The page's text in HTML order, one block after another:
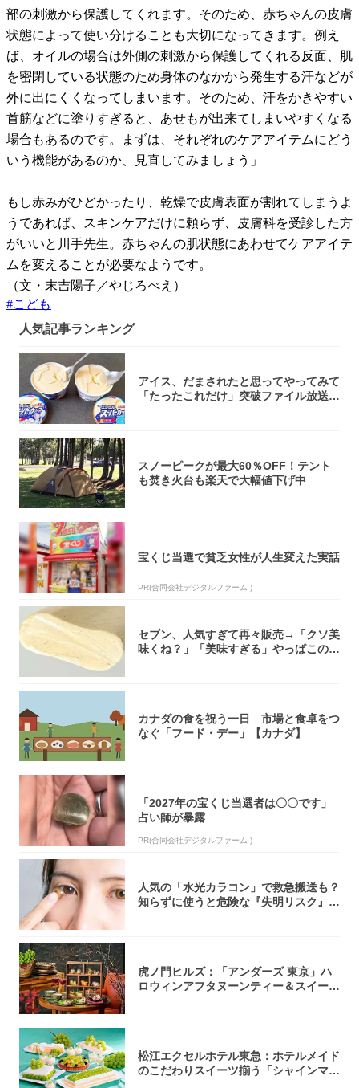
部の刺激から保護してくれます。そのため、赤ちゃんの皮膚
状態によって使い分けることも大切になってきます。例え
ば、オイルの場合は外側の刺激から保護してくれる反面、肌
を密閉している状態のため身体のなかから発生する汗などが
外に出にくくなってしまいます。そのため、汗をかきやすい
首筋などに塗りすぎると、あせもが出来てしまいやすくなる
場合もあるのです。まずは、それぞれのケアアイテムにどう
いう機能があるのか、見直してみましょう」
もし赤みがひどかったり、乾燥で皮膚表面が割れてしまうよ
うであれば、スキンケアだけに頼らず、皮膚科を受診した方
がいいと川手先生。赤ちゃんの肌状態にあわせてケアアイテ
ムを変えることが必要なようです。
（文・末吉陽子／やじろべえ）
#こども
人気記事ランキング
アイス、だまされたと思ってやってみて
「たったこれだけ」突破ファイル放送で
スノーピークが最大60％OFF！テント
も焚き火台も楽天で大幅値下げ中
宝くじ当選で貧乏女性が人生変えた実話
PR(合同会社デジタルファーム )
セブン、人気すぎて再々販売→「クソ美
味くね？」「美味すぎる」やっぱこのク
カナダの食を祝う一日 市場と食卓をつ
なぐ「フード・デー」【カナダ】
「2027年の宝くじ当選者は〇〇です」
占い師が暴露
PR(合同会社デジタルファーム )
人気の「水光カラコン」で救急搬送も？
知らずに使うと危険な『失明リスク』と
虎ノ門ヒルズ：「アンダーズ 東京」ハ
ロウィンアフタヌーンティー＆スイーツ
松江エクセルホテル東急：ホテルメイド
のこだわりスイーツ揃う「シャインマス